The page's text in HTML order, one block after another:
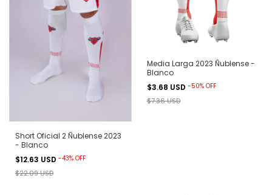
Short Oficial 2 Ñublense 2023
- Blanco
$12.63 USD -43% OFF
$22.09 USD
Media Larga 2023 Ñublense -
Blanco
$3.68 USD -50% OFF
$7.36 USD